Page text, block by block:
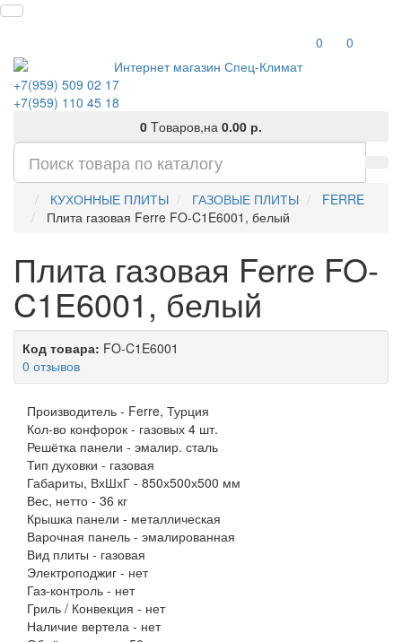
0
0
+7(959) 509 02 17
+7(959) 110 45 18
0 Tоваров,на 0.00 р.
КУХОННЫЕ ПЛИТЫ ГАЗОВЫЕ ПЛИТЫ
FERRE
Плита газовая Ferre FO-C1E6001, белый
Плита газовая Ferre FO-
C1E6001, белый
Код товара: FO-C1E6001
0 отзывов
Производитель - Ferre, Турция
Кол-во конфорок - газовых 4 шт.
Решётка панели - эмалир. сталь
Тип духовки - газовая
Габариты, ВхШхГ - 850х500х500 мм
Вес, нетто - 36 кг
Крышка панели - металлическая
Варочная панель - эмалированная
Вид плиты - газовая
Электроподжиг - нет
Газ-контроль - нет
Гриль / Конвекция - нет
Наличие вертела - нет